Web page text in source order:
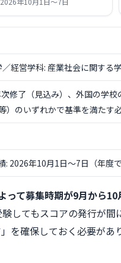
経営学科: 産業社会に関す
修了（見込み）、外国の学
）のいずれかで基準を満たす
: 2026年10月1日〜7日 （年度
って募集時期が9月から
してもスコアの発行が
を確保しておく必要があ